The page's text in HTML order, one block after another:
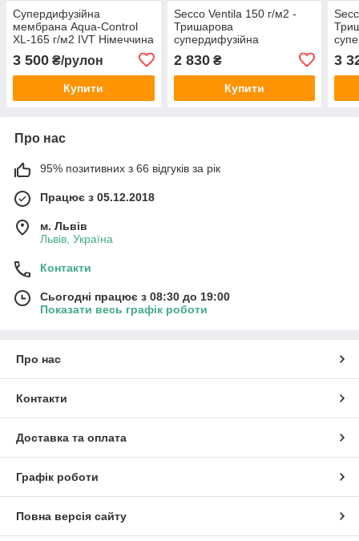
Супердифузійна
мембрана Aqua-Control
XL-165 г/м2 IVT Німеччина
3 500 ₴/рулон
Купити
Secco Ventila 150 г/м2 -
Тришарова
супердифузійна
мембрана краще Strotex,
Marma, Eurovent, 75м2,
Польща
2 830₴
Купити
3
Про нас
95% позитивних з 66 відгуків за рік
Працює з 05.12.2018
м. Львів
Львів, Україна
Контакти
Сьогодні працює з 08:30 до 19:00
Показати весь графік роботи
Про нас
Контакти
Доставка та оплата
Графік роботи
Повна версія сайту